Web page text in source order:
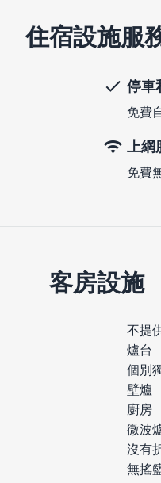
住宿設施服
停車
免費
上
免費
客房設施
不提
爐台
個別
壁爐
廚房
微波
沒有
無搖